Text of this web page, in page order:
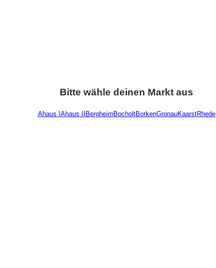
Bitte wähle deinen Markt aus
Ahaus IAhaus IIBergheimBocholtBorkenGronauKaarstRhede